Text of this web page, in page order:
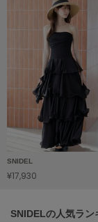
HUNTER
ハンター
HOKA ONEONE
ホカ オネオネ
キーン
SNIDEL
¥17,930
SNIDELの人気ラン